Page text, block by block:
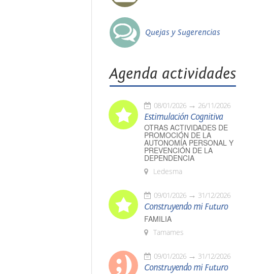
Quejas y Sugerencias
Agenda actividades
08/01/2026 26/11/2026
Estimulación Cognitiva
OTRAS ACTIVIDADES DE
PROMOCIÓN DE LA
AUTONOMÍA PERSONAL Y
PREVENCIÓN DE LA
DEPENDENCIA
Ledesma
09/01/2026 31/12/2026
Construyendo mi Futuro
FAMILIA
Tamames
09/01/2026 31/12/2026
Construyendo mi Futuro